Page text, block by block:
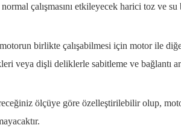
çalışmasını etkileyecek harici toz ve su
birlikte çalışabilmesi için motor ile
veya dişli deliklerle sabitleme ve bağlantı
ölçüye göre özelleştirilebilir olup,